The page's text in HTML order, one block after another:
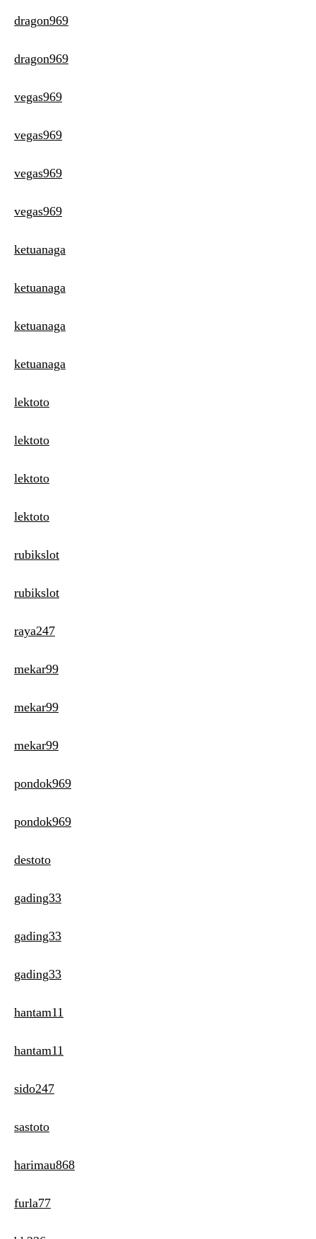
dragon969
dragon969
vegas969
vegas969
vegas969
vegas969
ketuanaga
ketuanaga
ketuanaga
ketuanaga
lektoto
lektoto
lektoto
lektoto
rubikslot
rubikslot
raya247
mekar99
mekar99
mekar99
pondok969
pondok969
destoto
gading33
gading33
gading33
hantam11
hantam11
sido247
sastoto
harimau868
furla77